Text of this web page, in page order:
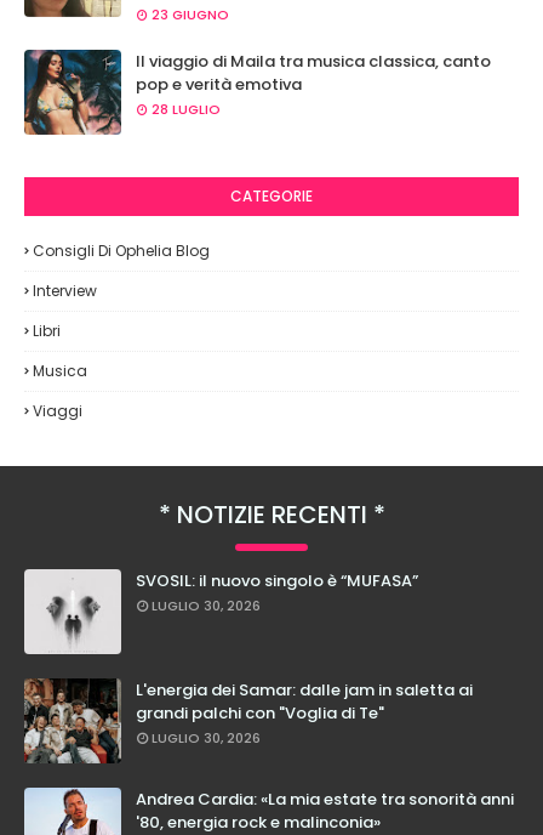
23 GIUGNO
Il viaggio di Maila tra musica classica, canto
pop e verità emotiva
28 LUGLIO
CATEGORIE
Consigli Di Ophelia Blog
Interview
Libri
Musica
Viaggi
NOTIZIE RECENTI
SVOSIL: il nuovo singolo è “MUFASA”
LUGLIO 30, 2026
L'energia dei Samar: dalle jam in saletta ai
grandi palchi con "Voglia di Te"
LUGLIO 30, 2026
Andrea Cardia: «La mia estate tra sonorità anni
'80, energia rock e malinconia»